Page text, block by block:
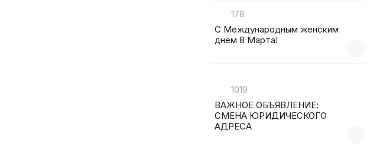
178
C Международным женским
днём 8 Марта!
1019
ВАЖНОЕ ОБЪЯВЛЕНИЕ:
СМЕНА ЮРИДИЧЕСКОГО
АДРЕСА